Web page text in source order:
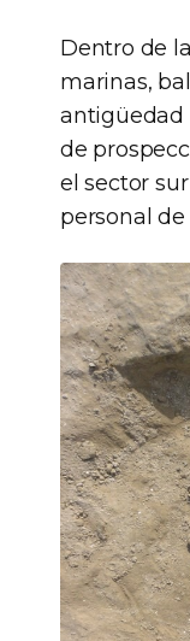
Dentro de
marinas,
antigüedad
de
el sector
personal